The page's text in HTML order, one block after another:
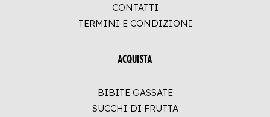
CONTATTI
TERMINI E CONDIZIONI
ACQUISTA
BIBITE GASSATE
SUCCHI DI FRUTTA